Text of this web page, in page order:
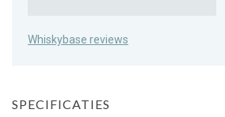
Whiskybase reviews
SPECIFICATIES